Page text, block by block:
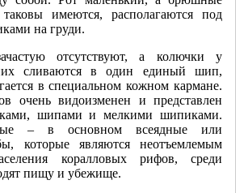
имеются, располагаются под
на груди.
отсутствуют, а колючки у
сливаются в один единый шип,
в специальном кожном кармане.
очень видоизменен и представлен
шипами и мелкими шипиками.
– в основном всеядные или
которые являются неотъемлемым
коралловых рифов, среди
пищу и убежище.